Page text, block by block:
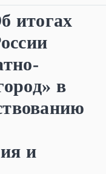
итогах
в
и